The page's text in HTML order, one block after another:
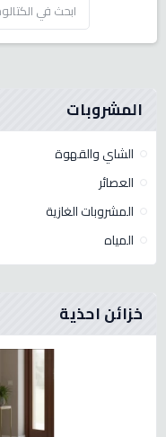
المشروبات
الشاي والقهوة
العصائر
المشروبات الغازية
المياه
خزائن احذية